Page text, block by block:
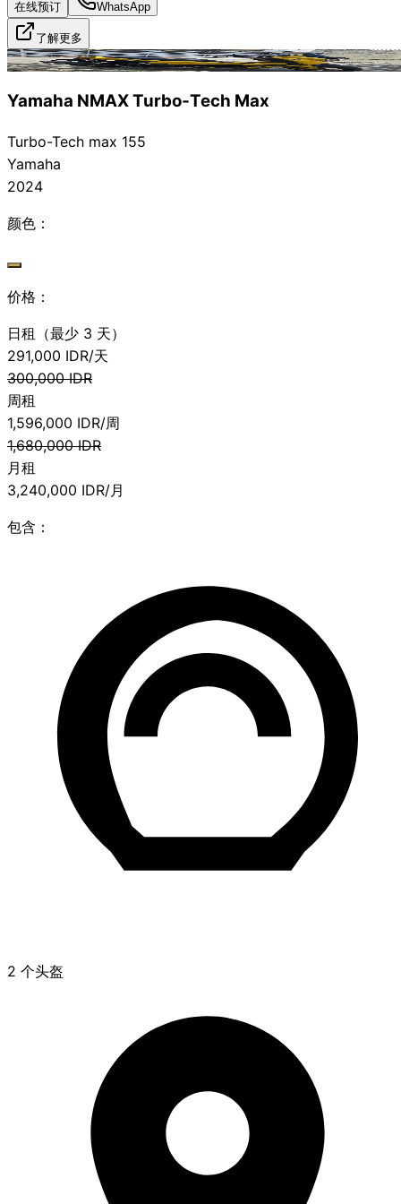
在线预订 WhatsApp
了解更多
已出租
Yamaha NMAX Turbo‑Tech Max
Turbo-Tech max 155
Yamaha
2024
颜色：
价格：
日租（最少 3 天）
291,000 IDR/天
300,000 IDR
周租
1,596,000 IDR/周
1,680,000 IDR
月租
3,240,000 IDR/月
包含：
2 个头盔